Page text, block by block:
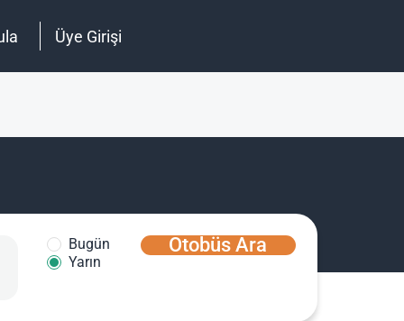
Üye Girişi
Bugün
Yarın
Otobüs Ara